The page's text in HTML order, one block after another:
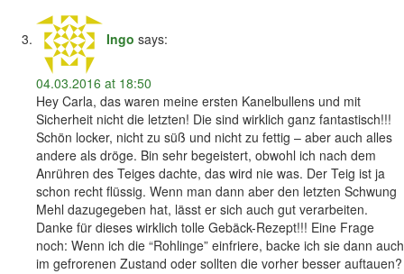
Ingo says:
04.03.2016 at 18:50
Hey Carla, das waren meine ersten Kanelbullens und mit
Sicherheit nicht die letzten! Die sind wirklich ganz fantastisch!!!
Schön locker, nicht zu süß und nicht zu fettig – aber auch alles
andere als dröge. Bin sehr begeistert, obwohl ich nach dem
Anrühren des Teiges dachte, das wird nie was. Der Teig ist ja
schon recht flüssig. Wenn man dann aber den letzten Schwung
Mehl dazugegeben hat, lässt er sich auch gut verarbeiten.
Danke für dieses wirklich tolle Gebäck-Rezept!!! Eine Frage
noch: Wenn ich die “Rohlinge” einfriere, backe ich sie dann auch
im gefrorenen Zustand oder sollten die vorher besser auftauen?